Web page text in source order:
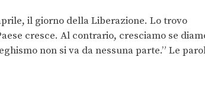
il giorno della Liberazione. Lo trovo
cresce. Al contrario, cresciamo se
non si va da nessuna parte.” Le